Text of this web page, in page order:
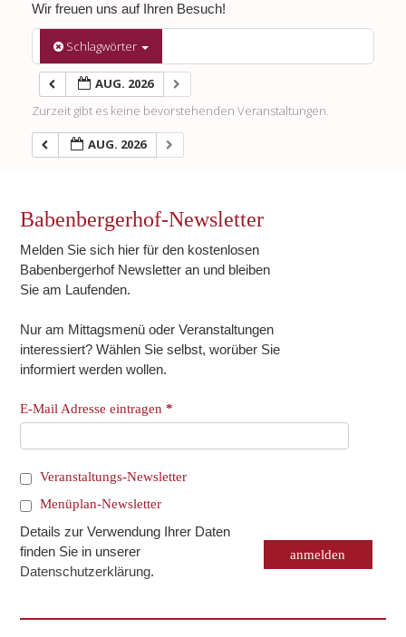
Wir freuen uns auf Ihren Besuch!
Schlagwörter
AUG. 2026
Zurzeit gibt es keine bevorstehenden Veranstaltungen.
AUG. 2026
Babenbergerhof-Newsletter
Melden Sie sich hier für den kostenlosen
Babenbergerhof Newsletter an und bleiben
Sie am Laufenden.
Nur am Mittagsmenü oder Veranstaltungen
interessiert? Wählen Sie selbst, worüber Sie
informiert werden wollen.
E-Mail Adresse eintragen*
Veranstaltungs-Newsletter
Menüplan-Newsletter
Details zur Verwendung Ihrer Daten
finden Sie in unserer
Datenschutzerklärung.